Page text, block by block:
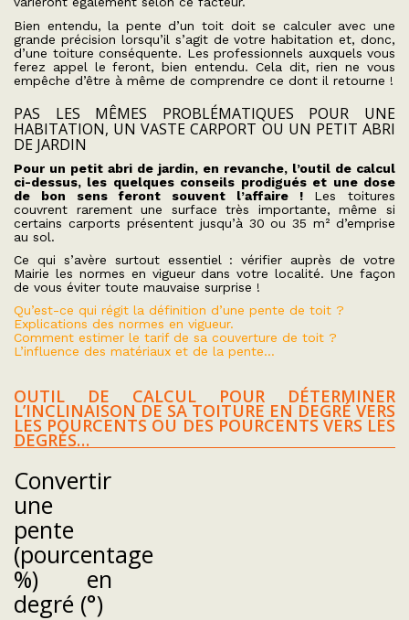
Bien entendu, la pente d’un toit doit se calculer avec une
grande précision lorsqu’il s’agit de votre habitation et, donc,
d’une toiture conséquente. Les professionnels auxquels vous
ferez appel le feront, bien entendu. Cela dit, rien ne vous
empêche d’être à même de comprendre ce dont il retourne !
PAS LES MÊMES PROBLÉMATIQUES POUR UNE
HABITATION, UN VASTE CARPORT OU UN PETIT ABRI
DE JARDIN
Pour un petit abri de jardin, en revanche, l’outil de calcul
ci-dessus, les quelques conseils prodigués et une dose
de bon sens feront souvent l’affaire !Les toitures
couvrent rarement une surface très importante, même si
certains carports présentent jusqu’à 30 ou 35 m² d’emprise
au sol.
Ce qui s’avère surtout essentiel : vérifier auprès de votre
Mairie les normes en vigueur dans votre localité. Une façon
de vous éviter toute mauvaise surprise !
Qu’est-ce qui régit la définition d’une pente de toit ?
Explications des normes en vigueur.
Comment estimer le tarif de sa couverture de toit ?
L’influence des matériaux et de la pente…
OUTIL DE CALCUL POUR DÉTERMINER
L’INCLINAISON DE SA TOITURE EN DEGRÉ VERS
LES POURCENTS OU DES POURCENTS VERS LES
DEGRÉS…
Convertir
une
pente
(pourcentage
%) en
degré (°)